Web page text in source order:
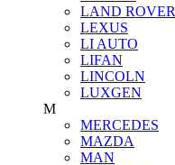
LAND ROVER
LEXUS
LI AUTO
LIFAN
LINCOLN
LUXGEN
M
MERCEDES
MAZDA
MAN